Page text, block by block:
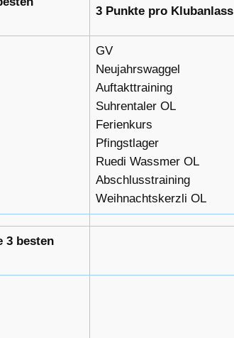
3 Punkte pro Klubanlass
GV
Neujahrswaggel
Auftakttraining
Suhrentaler OL
Ferienkurs
Pfingstlager
Ruedi Wassmer OL
Abschlusstraining
Weihnachtskerzli OL
3 besten